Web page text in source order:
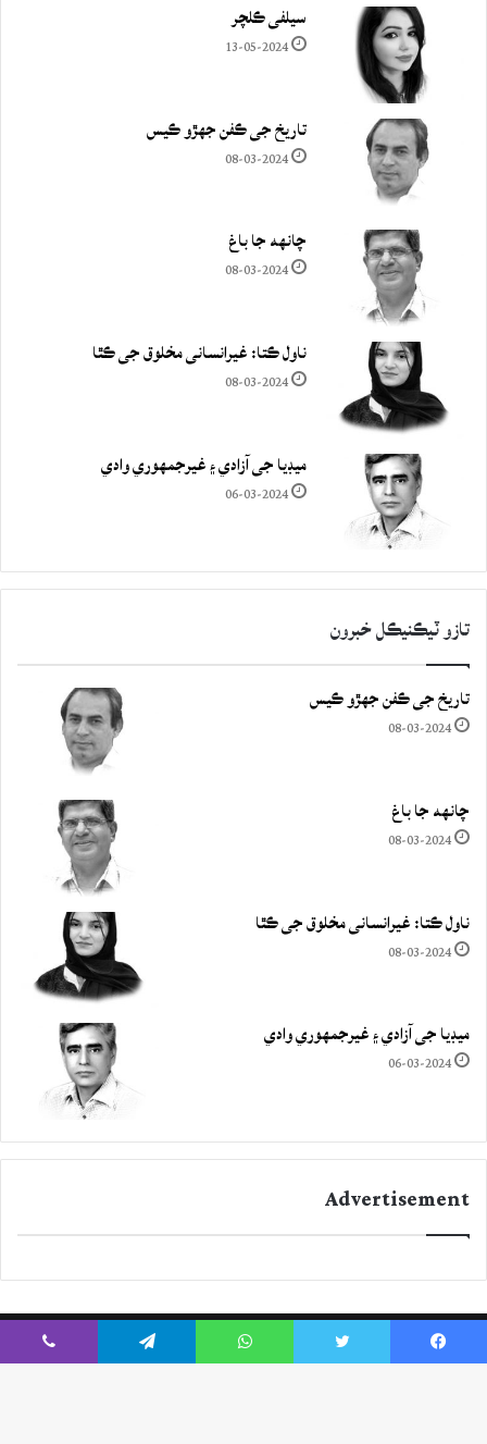
سيلفي ڪلچر
13-05-2024
تاريخ جي ڪفن جھڙو ڪيس
08-03-2024
چانهه جا باغ
08-03-2024
ناول ڪتا: غيرانساني مخلوق جي ڪٿا
08-03-2024
ميڊيا جي آزادي ۽ غيرجمھوري وادي
06-03-2024
تازو ٽيڪنيڪل خبرون
تاريخ جي ڪفن جھڙو ڪيس
08-03-2024
چانهه جا باغ
08-03-2024
ناول ڪتا: غيرانساني مخلوق جي ڪٿا
08-03-2024
ميڊيا جي آزادي ۽ غيرجمھوري وادي
06-03-2024
Advertisement
Facebook
Twitter
YouTube
Instagram Facebook
Twitter
WhatsApp
Telegram
Viber